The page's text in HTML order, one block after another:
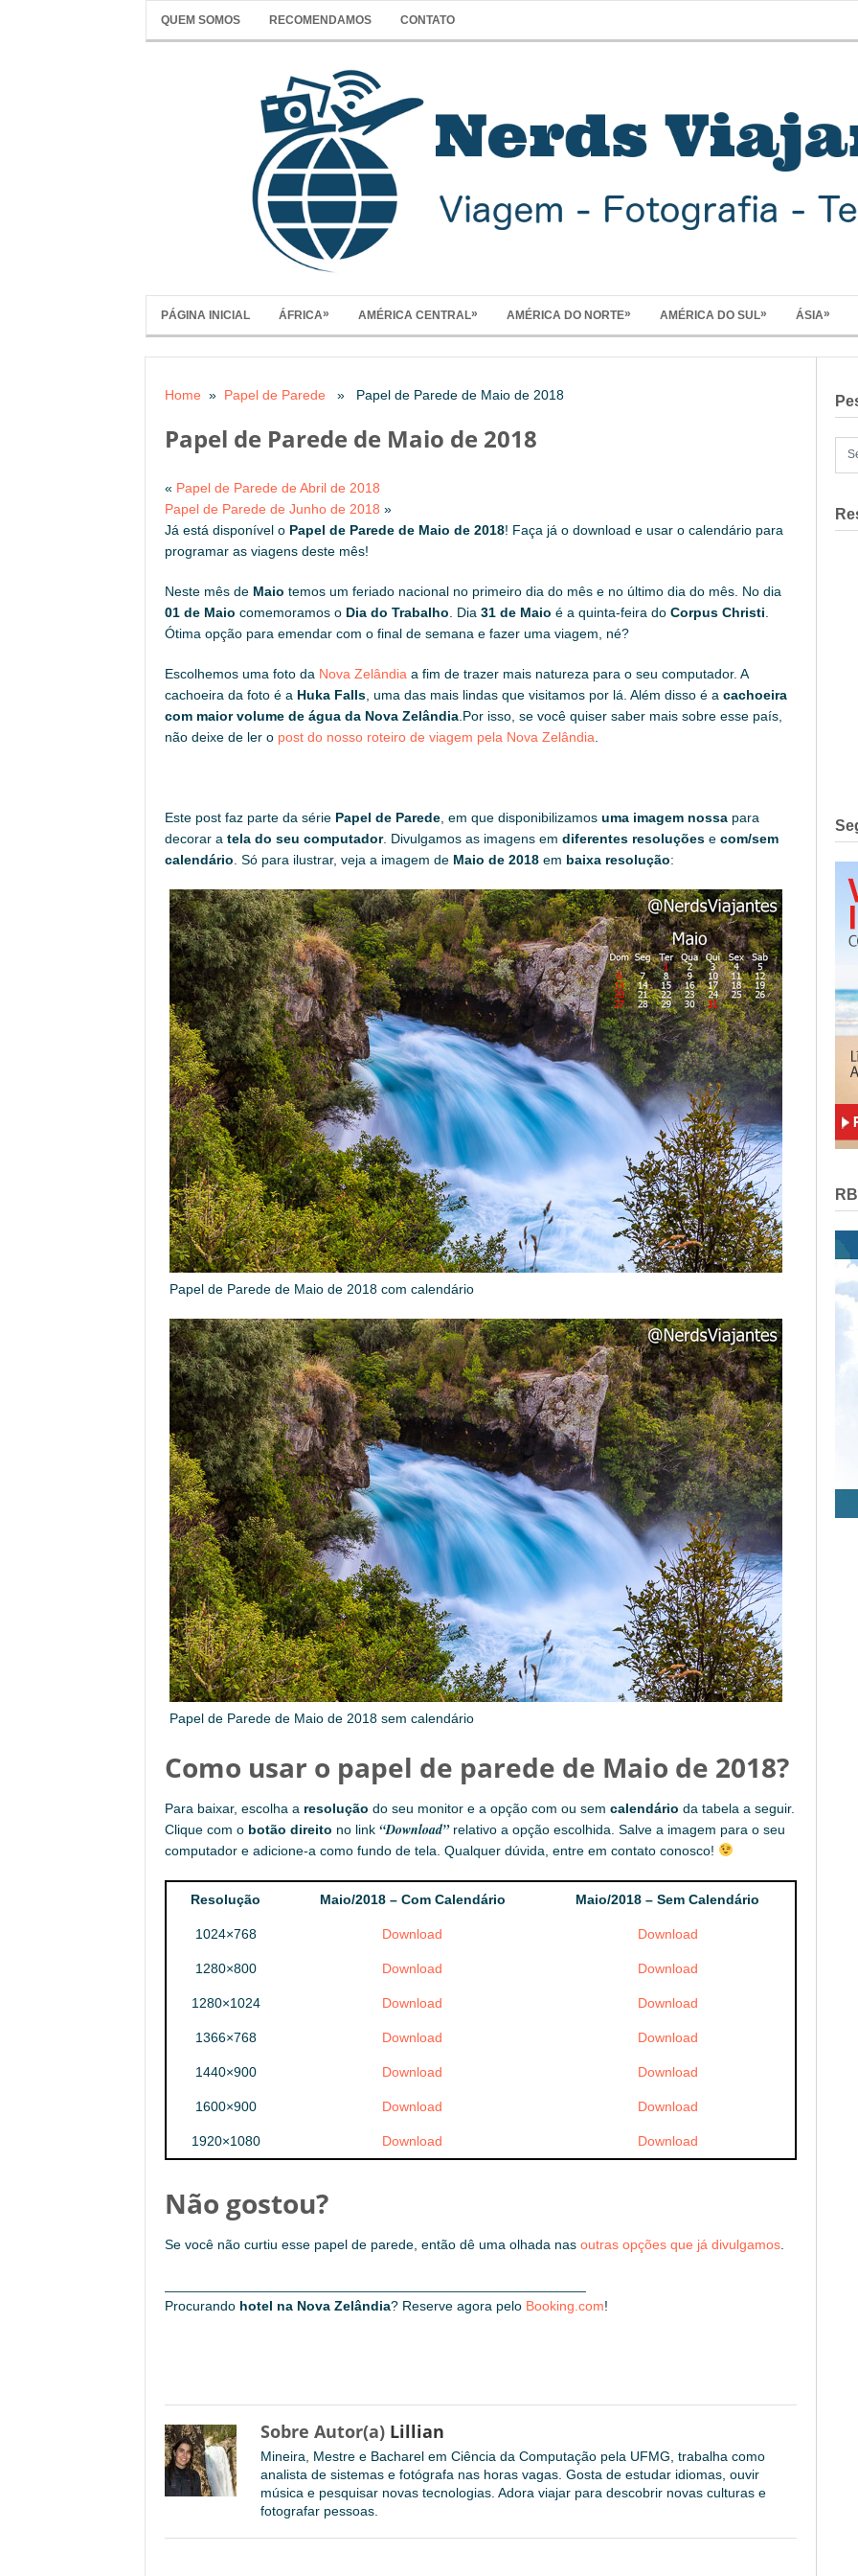
QUEM SOMOS RECOMENDAMOS CONTATO
PÁGINA INICIAL ÁFRICA» AMÉRICA CENTRAL» AMÉRICA DO NORTE» AMÉRICA DO SUL» ÁSIA»
Home » Papel de Parede » Papel de Parede de Maio de 2018
Papel de Parede de Maio de 2018
« Papel de Parede de Abril de 2018
Papel de Parede de Junho de 2018 »
Já está disponível o Papel de Parede de Maio de 2018! Faça já o download e usar o calendário para
programar as viagens deste mês!
Neste mês de Maio temos um feriado nacional no primeiro dia do mês e no último dia do mês. No dia
01 de Maio comemoramos o Dia do Trabalho . Dia 31 de Maio é a quinta-feira do Corpus Christi
Ótima opção para emendar com o final de semana e fazer uma viagem, né?
Escolhemos uma foto da Nova Zelândia a fim de trazer mais natureza para o seu computador. A
cachoeira da foto é a Huka Falls , uma das mais lindas que visitamos por lá. Além disso é a cachoeira
com maior volume de água da Nova Zelândia .Por isso, se você quiser saber mais sobre esse país,
não deixe de ler o post do nosso roteiro de viagem pela Nova Zelândia
Este post faz parte da série Papel de Parede , em que disponibilizamos uma imagem nossa para
decorar a tela do seu computador. Divulgamos as imagens em diferentes resoluções e com/sem
calendário . Só para ilustrar, veja a imagem de Maio de 2018 em baixa resolução:
Papel de Parede de Maio de 2018 com calendário
Papel de Parede de Maio de 2018 sem calendário
Como usar o papel de parede de Maio de 2018?
Para baixar, escolha a resolução do seu monitor e a opção com ou sem calendário da tabela a seguir.
Clique com o botão direito no link “Download”relativo a opção escolhida. Salve a imagem para o seu
computador e adicione-a como fundo de tela. Qualquer dúvida, entre em contato conosco!
Resolução Maio/2018 – Com Calendário Maio/2018 – Sem Calendário
1024×768 Download Download
1280×800 Download Download
1280×1024 Download Download
1366×768 Download Download
1440×900 Download Download
1600×900 Download Download
1920×1080 Download Download
Não gostou?
Se você não curtiu esse papel de parede, então dê uma olhada nas outras opções que já divulgamos
Procurando hotel na Nova Zelândia? Reserve agora pelo Booking.com!
Sobre Autor(a) Lillian
Mineira, Mestre e Bacharel em Ciência da Computação pela UFMG, trabalha como
analista de sistemas e fotógrafa nas horas vagas. Gosta de estudar idiomas, ouvir
música e pesquisar novas tecnologias. Adora viajar para descobrir novas culturas e
fotografar pessoas.